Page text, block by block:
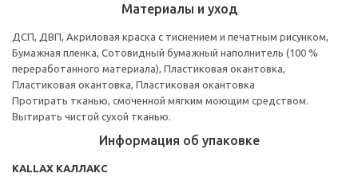
Материалы и уход
ДСП, ДВП, Акриловая краска с тиснением и печатным рисунком,
Бумажная пленка, Сотовидный бумажный наполнитель (100 %
переработанного материала), Пластиковая окантовка,
Пластиковая окантовка, Пластиковая окантовка
Протирать тканью, смоченной мягким моющим средством.
Вытирать чистой сухой тканью.
Информация об упаковке
KALLAX КАЛЛАКС